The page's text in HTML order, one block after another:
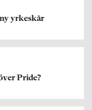
yrkeskår
Pride?